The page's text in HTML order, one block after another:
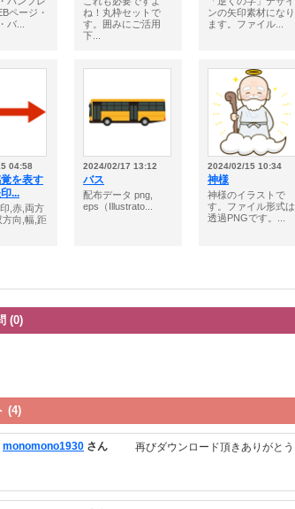
ページ・
バ...
ね！丸枠セットで
す。囲みにご活用
下...
ンの矢印素材になり
ます。ファイル...
04:58
を表す
...
,赤,両方
向,幅,距
2024/02/17 13:12
バス
配布データ png,
eps（Illustrato...
2024/02/15 10:34
神様
神様のイラストで
す。ファイル形式は
透過PNGです。...
(0)
(4)
monomono1930 さん 再びダウンロード頂きありがと